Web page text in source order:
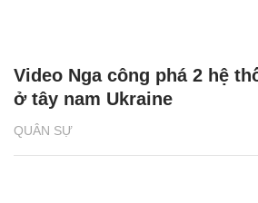
QUÂN SỰ
Video Nga công phá 2 hệ
ở tây nam Ukraine